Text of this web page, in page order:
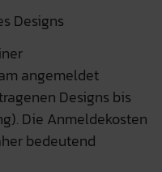
Designs
angemeldet
Designs bis
Die Anmeldekosten
bedeutend